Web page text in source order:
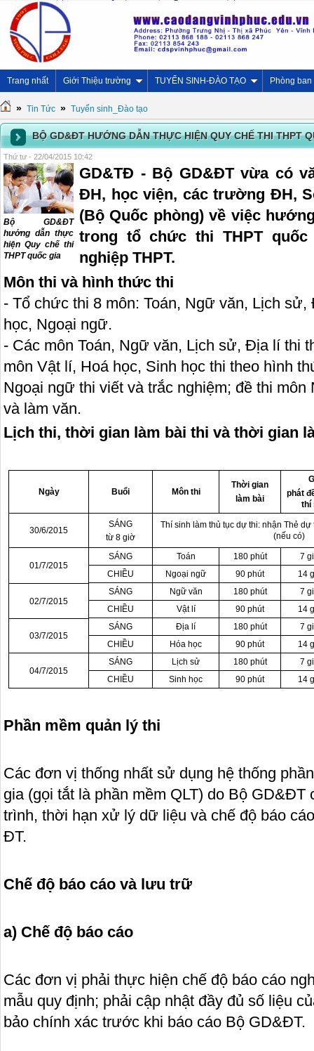
Trang nhất Giới Thiệu trường TUYỂN SINH-ĐÀO TẠO Phòng ban
» Tin Tức » Tuyển sinh_Đào tạo
BỘ GD&ĐT HƯỚNG DẪN THỰC HIỆN QUY CHẾ THI THPT
Thứ tư - 22/04/2015 10:42
Bộ GD&ĐT
hướng dẫn thực
hiện Quy chế thi
THPT quốc gia
GD&TĐ - Bộ GD&ĐT vừa có
ĐH, học viện, các trường ĐH,
(Bộ Quốc phòng) về việc
trong tổ chức thi THPT
nghiệp THPT.
Môn thi và hình thức thi
- Tổ chức thi 8 môn: Toán, Ngữ văn, Lịch
học, Ngoại ngữ.
- Các môn Toán, Ngữ văn, Lịch sử, Địa lí thi
môn Vật lí, Hoá học, Sinh học thi theo hình
Ngoại ngữ thi viết và trắc nghiệm; đề thi
và làm văn.
Lịch thi, thời gian làm bài thi và thời gian
Ngày Buổi Môn thi
Thời gian
làm bài
phát
thí
30/6/2015
SÁNG
từ 8 giờ
Thí sinh làm thủ tục dự thi: nhận Thẻ
(nếu có)
01/7/2015
SÁNG Toán 180 phút
7
CHIỀU
Ngoại ngữ 90 phút 14
02/7/2015
SÁNG Ngữ văn 180 phút
7
CHIỀU
Vật lí 90 phút 14
03/7/2015
SÁNG Địa lí 180 phút
7
CHIỀU
Hóa học 90 phút 14
04/7/2015
SÁNG Lịch sử 180 phút
7
CHIỀU
Sinh học 90 phút 14
Phần mềm quản lý thi
Các đơn vị thống nhất sử dụng hệ thống
gia (gọi tắt là phần mềm QLT) do Bộ
trình, thời hạn xử lý dữ liệu và chế độ báo
ĐT.
Chế độ báo cáo và lưu trữ
a) Chế độ báo cáo
Các đơn vị phải thực hiện chế độ báo cáo
mẫu quy định; phải cập nhật đầy đủ số liệu
bảo chính xác trước khi báo cáo Bộ GD&ĐT.